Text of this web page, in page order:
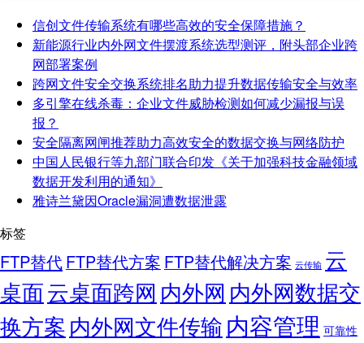
信创文件传输系统有哪些高效的安全保障措施？
新能源行业内外网文件摆渡系统选型测评，附头部企业跨
网部署案例
跨网文件安全交换系统排名助力提升数据传输安全与效率
多引擎在线杀毒：企业文件威胁检测如何减少漏报与误
报？
安全隔离网闸推荐助力高效安全的数据交换与网络防护
中国人民银行等九部门联合印发《关于加强科技金融领域
数据开发利用的通知》
雅诗兰黛因Oracle漏洞遭数据泄露
标签
FTP替代FTP替代方案 FTP替代解决方案 云传输 云
桌面云桌面跨网 内外网 内外网数据交
换方案内外网文件传输内容管理 可靠性